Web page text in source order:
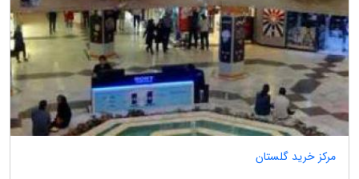
مرکز خرید گلستان